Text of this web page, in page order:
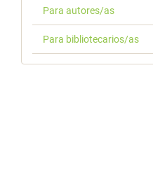
Para autores/as
Para bibliotecarios/as